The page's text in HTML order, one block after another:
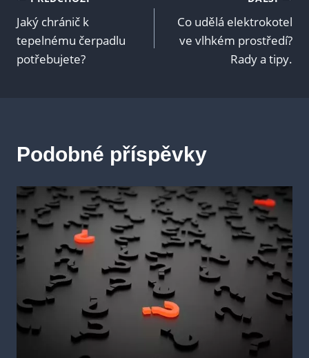
pro
příspěvek
Jaký chránič k
tepelnému čerpadlu
potřebujete?
Co udělá elektrokotel
ve vlhkém prostředí?
Rady a tipy.
Podobné příspěvky